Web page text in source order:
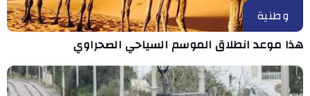
وطنية
هذا موعد انطلاق الموسم السياحي الصحراوي